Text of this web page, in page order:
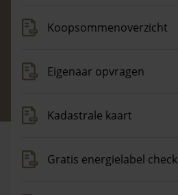
Koopsommenoverzicht
Eigenaar opvragen
Kadastrale kaart
Gratis energielabel check